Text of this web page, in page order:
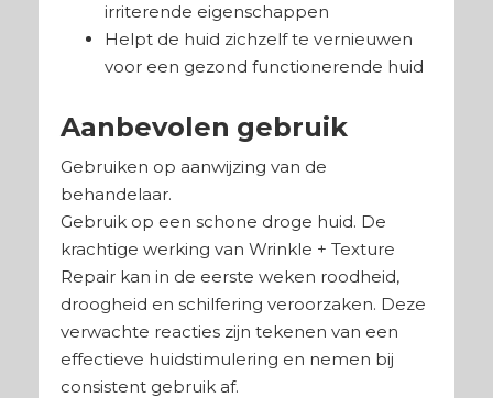
irriterende eigenschappen
Helpt de huid zichzelf te vernieuwen
voor een gezond functionerende huid
Aanbevolen gebruik
Gebruiken op aanwijzing van de
behandelaar.
Gebruik op een schone droge huid. De
krachtige werking van Wrinkle + Texture
Repair kan in de eerste weken roodheid,
droogheid en schilfering veroorzaken. Deze
verwachte reacties zijn tekenen van een
effectieve huidstimulering en nemen bij
consistent gebruik af.